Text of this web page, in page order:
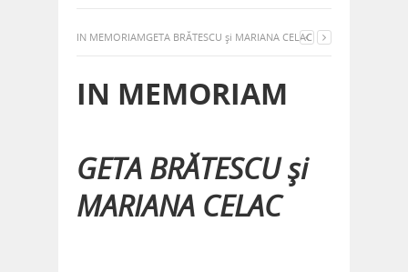
IN MEMORIAMGETA BRĂTESCU și MARIANA CELAC
IN MEMORIAM
GETA BRĂTESCU și
MARIANA CELAC